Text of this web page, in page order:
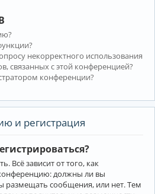
некорректного использования
связанных с этой конференцией?
конференции?
и регистрация
Всё зависит от того, как
должны ли вы
размещать сообщения, или нет. Тем